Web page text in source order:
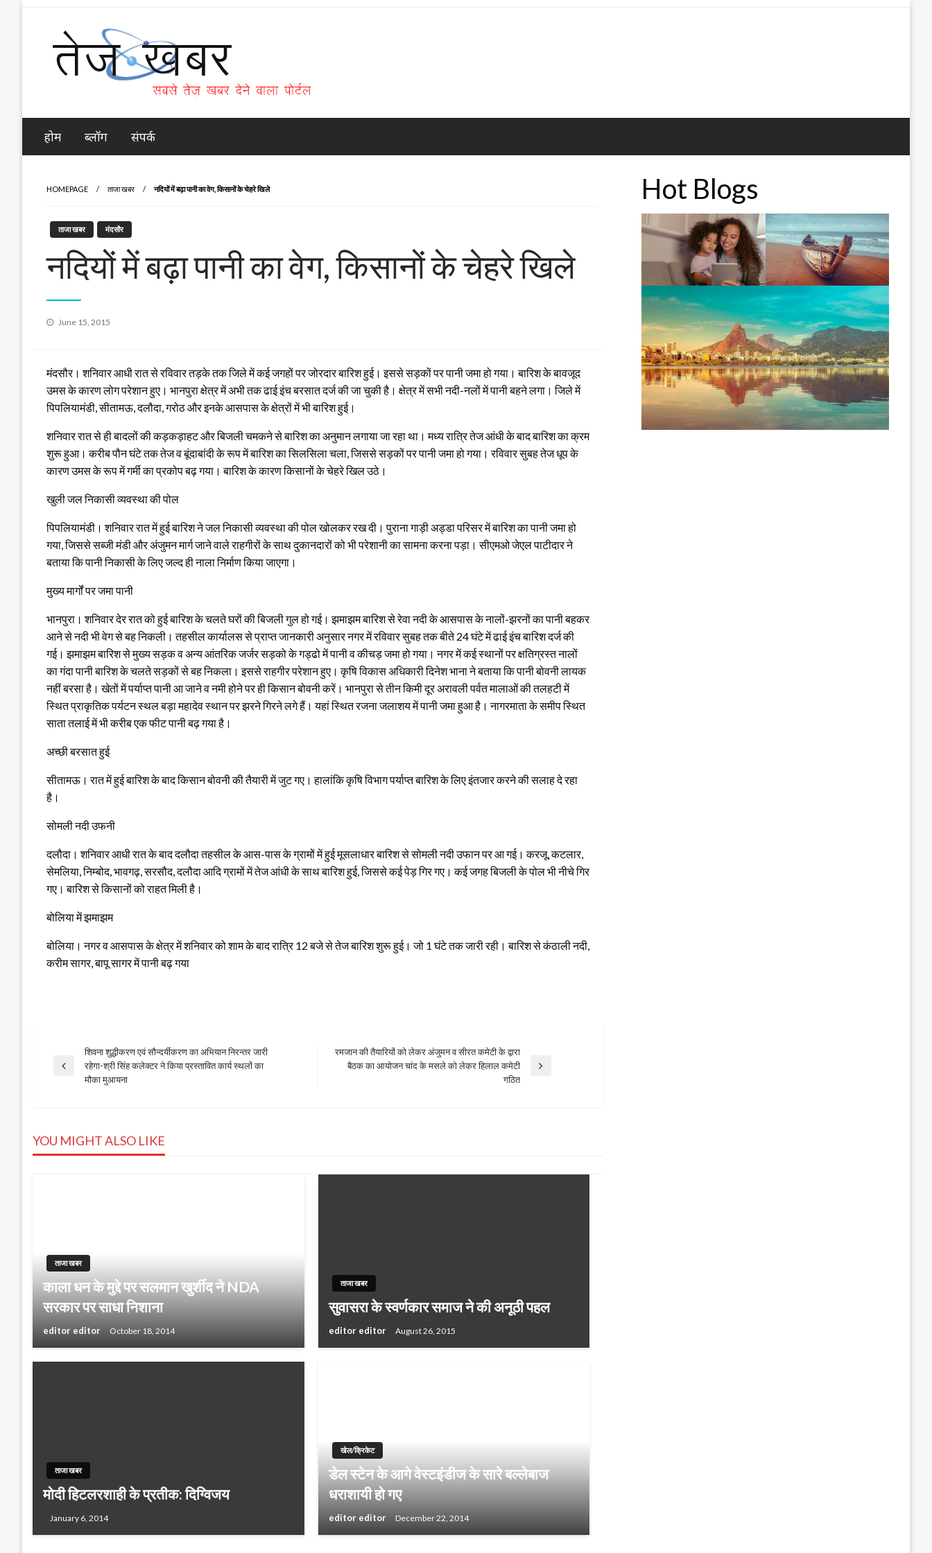
Tez Khabar
होम ब्लॉग संपर्क
HOMEPAGE ताजा खबर नदियों में बढ़ा पानी का वेग, किसानों के चेहरे खिले
ताजा खबर मंदसौर
नदियों में बढ़ा पानी का वेग, किसानों के चेहरे खिले
Posted
June 15, 2015
मंदसौर। शनिवार आधी रात से रविवार तड़के तक जिले में कई जगहों पर जोरदार बारिश हुई। इससे सड़कों पर पानी जमा हो गया। बारिश के बावजूद
उमस के कारण लोग परेशान हुए। भानपुरा क्षेत्र में अभी तक ढाई इंच बरसात दर्ज की जा चुकी है। क्षेत्र में सभी नदी-नलों में पानी बहने लगा। जिले में
पिपलियामंडी, सीतामऊ, दलौदा, गरोठ और इनके आसपास के क्षेत्रों में भी बारिश हुई।
शनिवार रात से ही बादलों की कड़कड़ाहट और बिजली चमकने से बारिश का अनुमान लगाया जा रहा था। मध्य रात्रि तेज आंधी के बाद बारिश का क्रम
शुरू हुआ। करीब पौन घंटे तक तेज व बूंदाबांदी के रूप में बारिश का सिलसिला चला, जिससे सड़कों पर पानी जमा हो गया। रविवार सुबह तेज धूप के
कारण उमस के रूप में गर्मी का प्रकोप बढ़ गया। बारिश के कारण किसानों के चेहरे खिल उठे।
खुली जल निकासी व्यवस्था की पोल
पिपलियामंडी। शनिवार रात में हुई बारिश ने जल निकासी व्यवस्था की पोल खोलकर रख दी। पुराना गाड़ी अड्डा परिसर में बारिश का पानी जमा हो
गया, जिससे सब्जी मंडी और अंजुमन मार्ग जाने वाले राहगीरों के साथ दुकानदारों को भी परेशानी का सामना करना पड़ा। सीएमओ जेएल पाटीदार ने
बताया कि पानी निकासी के लिए जल्द ही नाला निर्माण किया जाएगा।
मुख्य मार्गों पर जमा पानी
भानपुरा। शनिवार देर रात को हुई बारिश के चलते घरों की बिजली गुल हो गई। झमाझम बारिश से रेवा नदी के आसपास के नालों-झरनों का पानी बहकर
आने से नदी भी वेग से बह निकली। तहसील कार्यालस से प्राप्त जानकारी अनुसार नगर में रविवार सुबह तक बीते 24 घंटे में ढाई इंच बारिश दर्ज की
गई। झमाझम बारिश से मुख्य सड़क व अन्य आंतरिक जर्जर सड़को के गड्ढो में पानी व कीचड़ जमा हो गया। नगर में कई स्थानों पर क्षतिग्रस्त नालों
का गंदा पानी बारिश के चलते सड़कों से बह निकला। इससे राहगीर परेशान हुए। कृषि विकास अधिकारी दिनेश भाना ने बताया कि पानी बोवनी लायक
नहीं बरसा है। खेतों में पर्याप्त पानी आ जाने व नमी होने पर ही किसान बोवनी करें। भानपुरा से तीन किमी दूर अरावली पर्वत मालाओं की तलहटी में
स्थित प्राकृतिक पर्यटन स्थल बड़ा महादेव स्थान पर झरने गिरने लगे हैं। यहां स्थित रजना जलाशय में पानी जमा हुआ है। नागरमाता के समीप स्थित
साता तलाई में भी करीब एक फीट पानी बढ़ गया है।
अच्छी बरसात हुई
सीतामऊ। रात में हुई बारिश के बाद किसान बोवनी की तैयारी में जुट गए। हालांकि कृषि विभाग पर्याप्त बारिश के लिए इंतजार करने की सलाह दे रहा
है।
सोमली नदी उफनी
दलौदा। शनिवार आधी रात के बाद दलौदा तहसील के आस-पास के ग्रामों में हुई मूसलाधार बारिश से सोमली नदी उफान पर आ गई। करजू, कटलार,
सेमलिया, निम्बोद, भावगढ़, सरसौद, दलौदा आदि ग्रामों में तेज आंधी के साथ बारिश हुई, जिससे कई पेड़ गिर गए। कई जगह बिजली के पोल भी नीचे गिर
गए। बारिश से किसानों को राहत मिली है।
बोलिया में झमाझम
बोलिया। नगर व आसपास के क्षेत्र में शनिवार को शाम के बाद रात्रि 12 बजे से तेज बारिश शुरू हुई। जो 1 घंटे तक जारी रही। बारिश से कंठाली नदी,
करीम सागर, बापू सागर में पानी बढ़ गया
Post
Previous
शिवना शुद्धीकरण एवं सौन्दर्यीकरण का अभियान निरन्तर जारी
रहेगा-श्री सिंह कलेक्टर ने किया प्रस्तावित कार्य स्थलों का
मौका मुआयना
Next
रमजान की तैयारियों को लेकर अंजुमन व सीरत कमेटी के द्वारा
बैठक का आयोजन चांद के मसले को लेकर हिलाल कमेटी
गठित
YOU MIGHT ALSO LIKE
ताजा खबर
काला धन के मुद्दे पर सलमान खुर्शीद ने NDA
सरकार पर साधा निशाना
editor editor October 18, 2014
ताजा खबर
सुवासरा के स्वर्णकार समाज ने की अनूठी पहल
editor editor August 26, 2015
ताजा खबर
मोदी हिटलरशाही के प्रतीक: दिग्विजय
January 6, 2014
खेल/क्रिकेट
डेल स्टेन के आगे वेस्टइंडीज के सारे बल्लेबाज
धराशायी हो गए
editor editor December 22, 2014
Hot Blogs